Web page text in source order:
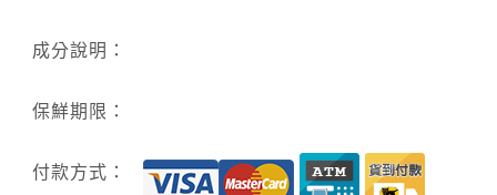
成分說明：
保鮮期限：
付款方式：